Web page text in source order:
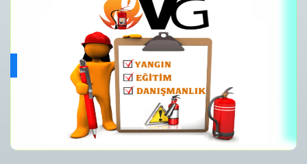
Yangın Algılama ve Alarm Bakım ve Kontrolleri
Yangın Algılama ve Alarm Sistemi Bakımı | Periyodik
Detaylar